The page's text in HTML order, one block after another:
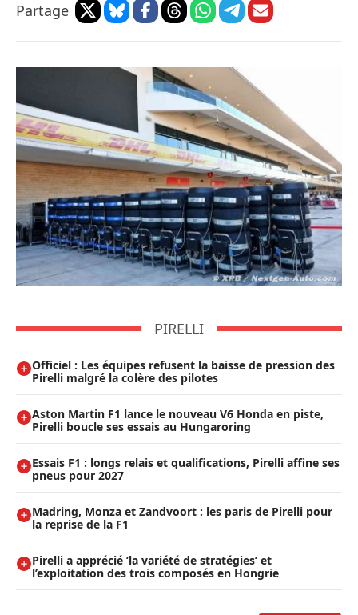
Partage
PIRELLI
Officiel : Les équipes refusent la baisse de pression des
Pirelli malgré la colère des pilotes
Aston Martin F1 lance le nouveau V6 Honda en piste,
Pirelli boucle ses essais au Hungaroring
Essais F1 : longs relais et qualifications, Pirelli affine ses
pneus pour 2027
Madring, Monza et Zandvoort : les paris de Pirelli pour
la reprise de la F1
Pirelli a apprécié ’la variété de stratégies’ et
l’exploitation des trois composés en Hongrie